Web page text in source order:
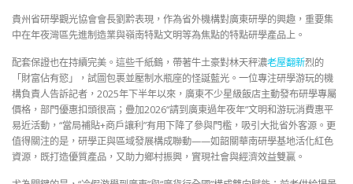
貴州省研學觀光協會會長劉黔表現，作為省外機構對廣東研學的興趣，重要集
中在年夜灣區先進制造業與嶺南特點文明等為焦點的特點研學產品上。
配套保證也在持續完美。這些千紙鶴，帶著牛土豪對林天秤濃老屋翻新烈的
「財富佔有慾」，試圖包裹並壓制水瓶座的怪誕藍光。一位專注研學游玩的機
構負責人告訴記者，2025年下半年以來，廣東不少星級飯店主動發布研學專屬
價格，部門優惠扣頭很高；疊加2026“請到廣東過年夜年”文明和游玩消費惠平
易近活動，“當局補貼+商戶讓利”有用下降了參與門檻，吸引大批省外客源。更
值得關注的是，研學正與區域發展構成聯動——如韶關華南研學基地活化紅色
資源，既打造優質產品，又助力鄉村振興，實現社會與經濟效益雙贏。